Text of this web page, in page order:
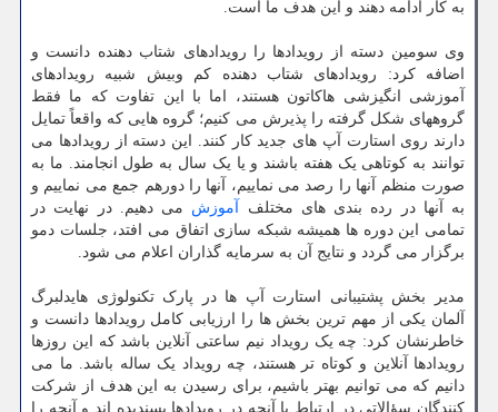
به کار ادامه دهند و این هدف ما است.
وی سومین دسته از رویدادها را رویدادهای شتاب دهنده دانست و
اضافه کرد: رویدادهای شتاب دهنده کم وبیش شبیه رویدادهای
آموزشی انگیزشی هاکاتون هستند، اما با این تفاوت که ما فقط
گروههای شکل گرفته را پذیرش می کنیم؛ گروه هایی که واقعاً تمایل
دارند روی استارت آپ های جدید کار کنند. این دسته از رویدادها می
توانند به کوتاهی یک هفته باشند و یا یک سال به طول انجامند. ما به
صورت منظم آنها را رصد می نماییم، آنها را دورهم جمع می نماییم و
به آنها در رده بندی های مختلف
آموزش می دهیم. در نهایت در
تمامی این دوره ها همیشه شبکه سازی اتفاق می افتد، جلسات دمو
برگزار می گردد و نتایج آن به سرمایه گذاران اعلام می شود.
مدیر بخش پشتیبانی استارت آپ ها در پارک تکنولوژی هایدلبرگ
آلمان یکی از مهم ترین بخش ها را ارزیابی کامل رویدادها دانست و
خاطرنشان کرد: چه یک رویداد نیم ساعتی آنلاین باشد که این روزها
رویدادها آنلاین و کوتاه تر هستند، چه رویداد یک ساله باشد. ما می
دانیم که می توانیم بهتر باشیم، برای رسیدن به این هدف از شرکت
کنندگان سؤالاتی در ارتباط با آنچه در رویدادها پسندیده اند و آنچه را